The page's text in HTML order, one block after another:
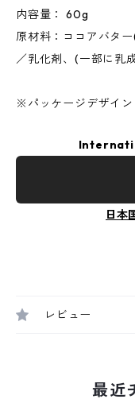
内容量： 60g
原材料：ココアバタ
／乳化剤、(一部に乳
※パッケージデザイン
日本
レビュー
最近